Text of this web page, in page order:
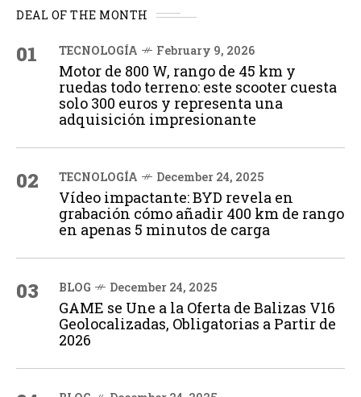
DEAL OF THE MONTH
01 TECNOLOGÍA February 9, 2026
Motor de 800 W, rango de 45 km y
ruedas todo terreno: este scooter cuesta
solo 300 euros y representa una
adquisición impresionante
02 TECNOLOGÍA December 24, 2025
Vídeo impactante: BYD revela en
grabación cómo añadir 400 km de rango
en apenas 5 minutos de carga
03 BLOG December 24, 2025
GAME se Une a la Oferta de Balizas V16
Geolocalizadas, Obligatorias a Partir de
2026